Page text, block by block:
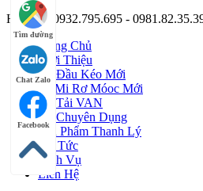
Hotline : 0932.795.695 -
Tìm đường
Chat Zalo
Facebook
Trang Chủ
Giới Thiệu
Xe Đầu Kéo Mới
Sơ Mi Rơ Móoc Mới
Xe Tải VAN
Xe Chuyên Dụng
Sản Phẩm Thanh Lý
Tin Tức
Dịch Vụ
Liên Hệ